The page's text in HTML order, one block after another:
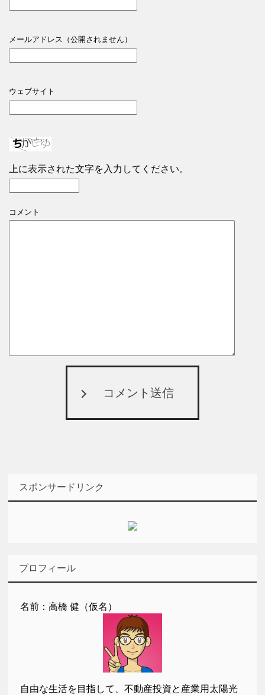
メールアドレス（公開されません）
ウェブサイト
上に表示された文字を入力してください。
コメント
コメント送信
スポンサードリンク
プロフィール
名前：高橋 健（仮名）
自由な生活を目指して、不動産投資と産業用太陽光